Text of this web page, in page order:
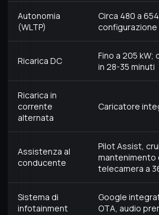
Autonomia
(WLTP)
Circa 480 a
configurazione
Ricarica DC
Fino a 205 kW;
in 28-35 minuti
Ricarica in
corrente
alternata
Caricatore
Assistenza al
conducente
Pilot Assist,
mantenimento
telecamera a
Sistema di
infotainment
Google
OTA, audio